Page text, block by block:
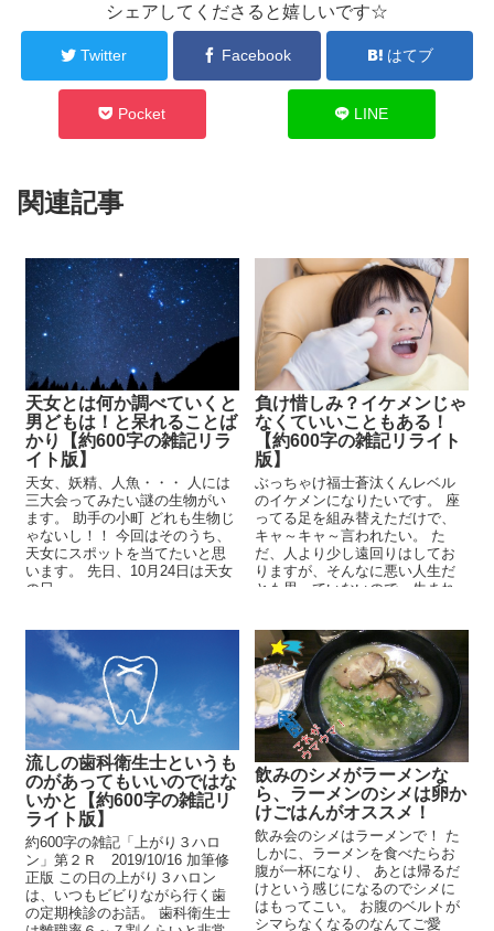
シェアしてくださると嬉しいです☆
Twitter Facebook はてブ
Pocket LINE
関連記事
天女とは何か調べていくと
男どもは！と呆れることば
かり【約600字の雑記リラ
イト版】
天女、妖精、人魚・・・ 人には
三大会ってみたい謎の生物がい
ます。 助手の小町 どれも生物じ
ゃないし！！ 今回はそのうち、
天女にスポットを当てたいと思
います。 先日、10月24日は天女
の日...
負け惜しみ？イケメンじゃ
なくていいこともある！
【約600字の雑記リライト
版】
ぶっちゃけ福士蒼汰くんレベル
のイケメンになりたいです。 座
ってる足を組み替えただけで、
キャ～キャ～言われたい。 た
だ、人より少し遠回りはしてお
りますが、そんなに悪い人生だ
とも思っていないので、生まれ
流しの歯科衛生士というも
のがあってもいいのではな
いかと【約600字の雑記リ
ライト版】
約600字の雑記「上がり３ハロ
ン」第２Ｒ 2019/10/16 加筆修
正版 この日の上がり３ハロン
は、いつもビビりながら行く歯
の定期検診のお話。 歯科衛生士
飲みのシメがラーメンな
ら、ラーメンのシメは卵か
けごはんがオススメ！
飲み会のシメはラーメンで！ た
しかに、ラーメンを食べたらお
腹が一杯になり、 あとは帰るだ
けという感じになるのでシメに
はもってこい。 お腹のベルトが
シマらなくなるのなんてご愛